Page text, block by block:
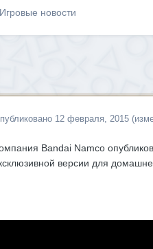
Игровые новости
12 февраля, 2015
Bandai Namco
версии для